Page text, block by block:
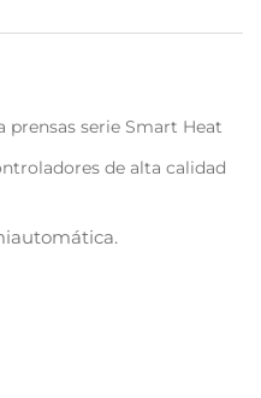
prensas serie Smart Heat
de alta calidad